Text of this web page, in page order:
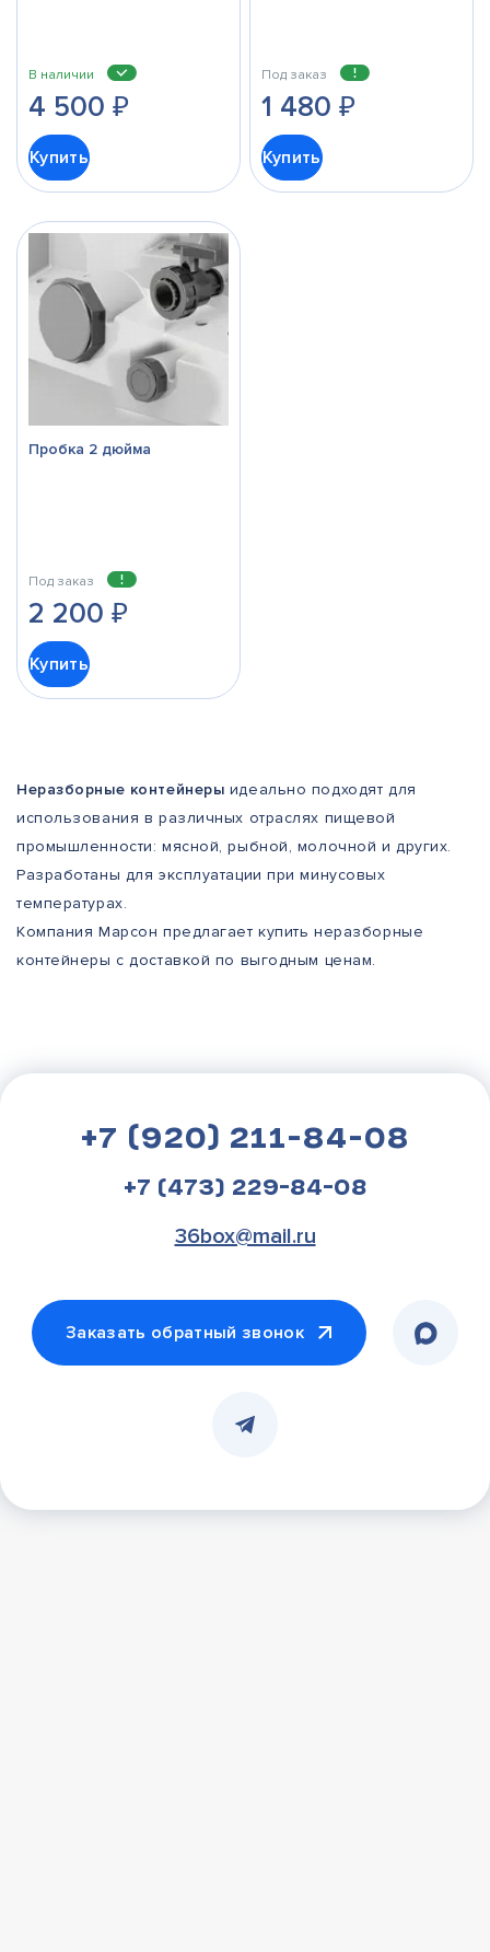
В наличии
4 500₽
Купить
Под заказ
1 480 ₽
Купить
Пробка 2 дюйма
Под заказ
2 200₽
Купить
Неразборные контейнеры идеально подходят для
использования в различных отраслях пищевой
промышленности: мясной, рыбной, молочной и других.
Разработаны для эксплуатации при минусовых
температурах.
Компания Марсон предлагает купить неразборные
контейнеры с доставкой по выгодным ценам.
+7 (920) 211-84-08
+7 (473) 229-84-08
36box@mail.ru
Заказать обратный звонок